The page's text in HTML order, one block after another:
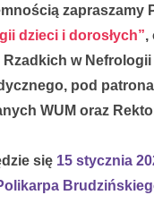
zapraszamy
dzieci i dorosłych”,
w
pod
WUM oraz
się 15 stycznia